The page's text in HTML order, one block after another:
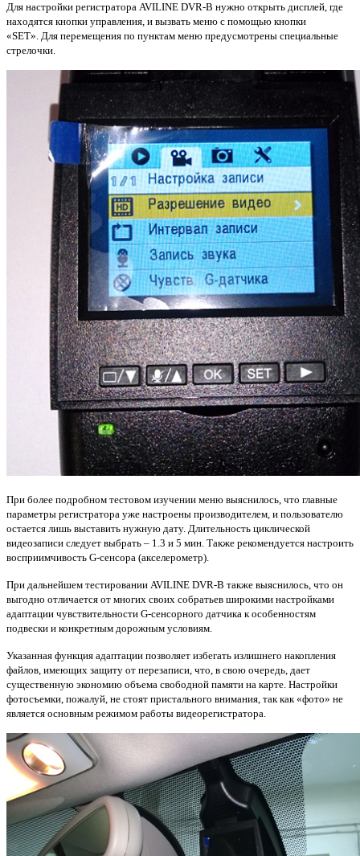
Для настройки регистратора AVILINE DVR-B нужно открыть дисплей, где
находятся кнопки управления, и вызвать меню с помощью кнопки
«SET». Для перемещения по пунктам меню предусмотрены специальные
стрелочки.
При более подробном тестовом изучении меню выяснилось, что главные
параметры регистратора уже настроены производителем, и пользователю
остается лишь выставить нужную дату. Длительность циклической
видеозаписи следует выбрать – 1.3 и 5 мин. Также рекомендуется настроить
восприимчивость G-сенсора (акселерометр).
При дальнейшем тестировании AVILINE DVR-B также выяснилось, что он
выгодно отличается от многих своих собратьев широкими настройками
адаптации чувствительности G-сенсорного датчика к особенностям
подвески и конкретным дорожным условиям.
Указанная функция адаптации позволяет избегать излишнего накопления
файлов, имеющих защиту от перезаписи, что, в свою очередь, дает
существенную экономию объема свободной памяти на карте. Настройки
фотосъемки, пожалуй, не стоят пристального внимания, так как «фото» не
является основным режимом работы видеорегистратора.